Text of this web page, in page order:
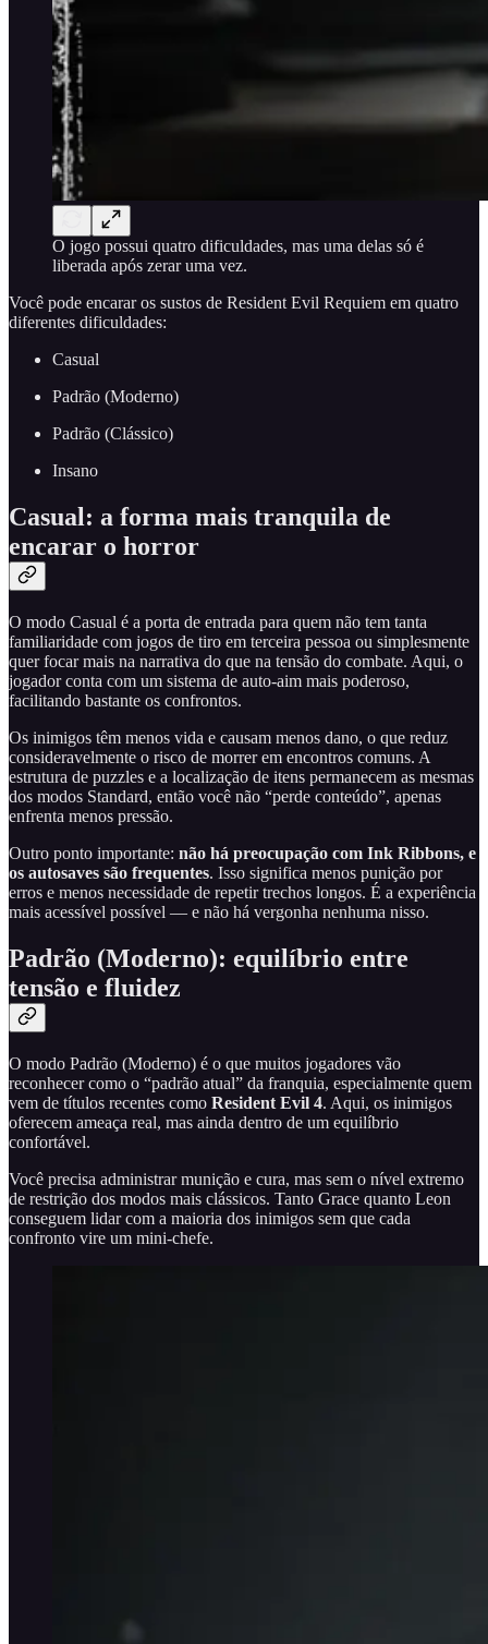
O jogo possui quatro dificuldades, mas uma delas só é
liberada após zerar uma vez.
Você pode encarar os sustos de Resident Evil Requiem em quatro
diferentes dificuldades:
Casual
Padrão (Moderno)
Padrão (Clássico)
Insano
Casual: a forma mais tranquila de
encarar o horror
O modo Casual é a porta de entrada para quem não tem tanta
familiaridade com jogos de tiro em terceira pessoa ou simplesmente
quer focar mais na narrativa do que na tensão do combate. Aqui, o
jogador conta com um sistema de auto-aim mais poderoso,
facilitando bastante os confrontos.
Os inimigos têm menos vida e causam menos dano, o que reduz
consideravelmente o risco de morrer em encontros comuns. A
estrutura de puzzles e a localização de itens permanecem as mesmas
dos modos Standard, então você não “perde conteúdo”, apenas
enfrenta menos pressão.
Outro ponto importante: não há preocupação com Ink Ribbons, e
os autosaves são frequentes. Isso significa menos punição por
erros e menos necessidade de repetir trechos longos. É a experiência
mais acessível possível — e não há vergonha nenhuma nisso.
Padrão (Moderno): equilíbrio entre
tensão e fluidez
O modo Padrão (Moderno) é o que muitos jogadores vão
reconhecer como o “padrão atual” da franquia, especialmente quem
vem de títulos recentes como Resident Evil 4. Aqui, os inimigos
oferecem ameaça real, mas ainda dentro de um equilíbrio
confortável.
Você precisa administrar munição e cura, mas sem o nível extremo
de restrição dos modos mais clássicos. Tanto Grace quanto Leon
conseguem lidar com a maioria dos inimigos sem que cada
confronto vire um mini-chefe.